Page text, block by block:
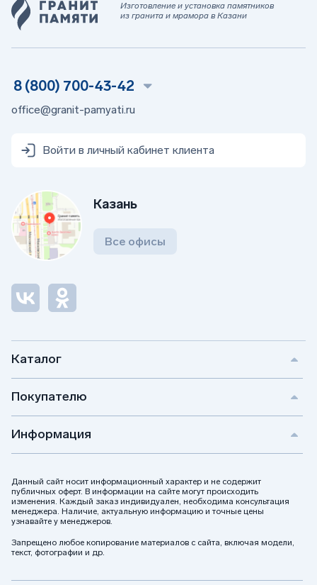
Изготовление и установка памятников
из гранита и мрамора в Казани
Каталог
Покупателю
Информация
Данный сайт носит информационный характер и не содержит
публичных оферт. В информации на сайте могут происходить
изменения. Каждый заказ индивидуален, необходима консультация
менеджера. Наличие, актуальную информацию и точные цены
узнавайте у менеджеров.
Запрещено любое копирование материалов с сайта, включая модели,
текст, фотографии и др.
8 (800) 700-43-42
office@granit-pamyati.ru
Войти в личный кабинет клиента
Казань
Все офисы